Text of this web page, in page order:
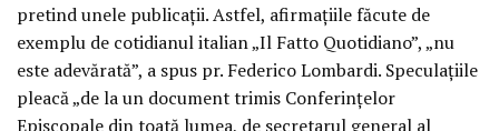
pretind unele publicaţii. Astfel, afirmaţiile făcute de
exemplu de cotidianul italian „Il Fatto Quotidiano”, „nu
este adevărată”, a spus pr. Federico Lombardi. Speculaţiile
pleacă „de la un document trimis Conferinţelor
Episcopale din toată lumea, de secretarul general al